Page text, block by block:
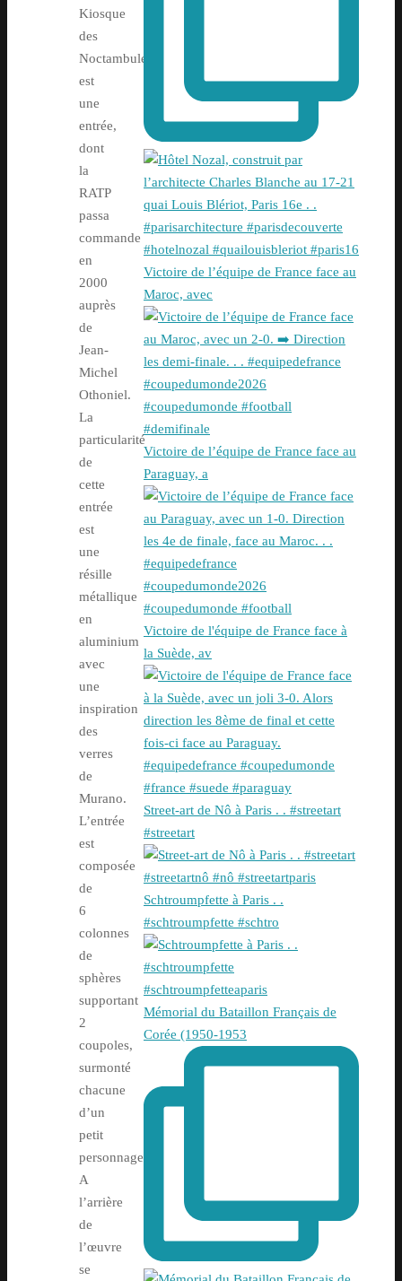
Kiosque
des
Noctambules
est
une
entrée,
dont
la
RATP
passa
commande
en
2000
auprès
de
Jean-
Michel
Othoniel.
La
particularité
de
cette
entrée
est
une
résille
métallique
en
aluminium
avec
une
inspiration
des
verres
de
Murano.
L’entrée
est
composée
de
6
colonnes
de
sphères
supportant
2
coupoles,
surmonté
chacune
d’un
petit
personnage.
A
l’arrière
de
l’œuvre
se
Victoire de l’équipe de France face au
Maroc, avec
Victoire de l’équipe de France face au
Paraguay, a
Victoire de l'équipe de France face à
la Suède, av
Street-art de Nô à Paris . . #streetart
#streetart
Schtroumpfette à Paris . .
#schtroumpfette #schtro
Mémorial du Bataillon Français de
Corée (1950-1953